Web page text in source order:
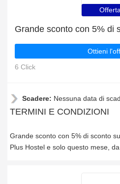
Offerta
Grande sconto con 5% di
Ottieni
6 Click
Scadere: Nessuna data di
TERMINI E CONDIZIONI
Grande sconto con 5% di sconto
Plus Hostel e solo questo mese,